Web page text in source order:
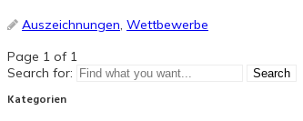
Auszeichnungen, Wettbewerbe
Page 1 of 1
Search for:
Kategorien